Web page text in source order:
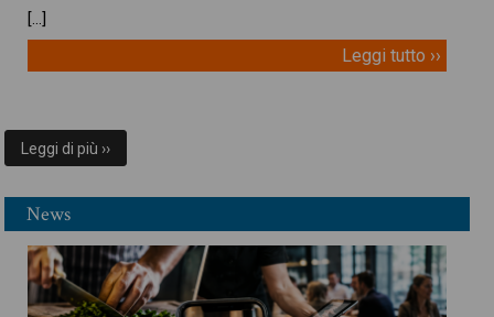
[…]
Leggi tutto ››
Leggi di più ››
News